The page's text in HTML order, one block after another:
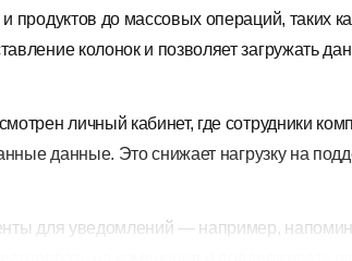
продуктов до массовых операций, таких
колонок и позволяет загружать
личный кабинет, где сотрудники
данные. Это снижает нагрузку на
для уведомлений — например,